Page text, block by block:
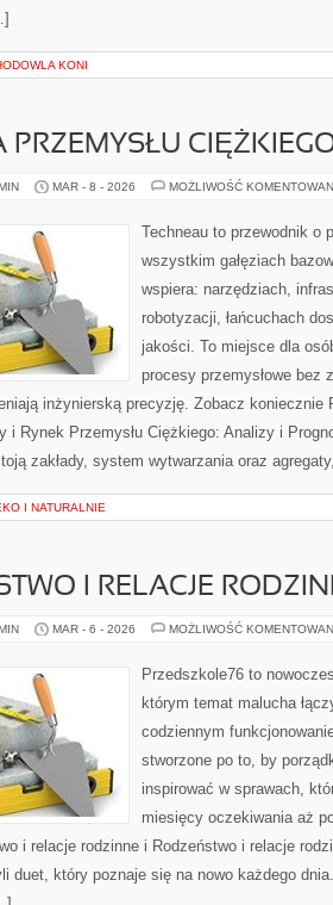
KONI
PRZEMYSŁU
MAR - 8 - 2026 MOŻLIWOŚĆ
Techneau to przewodnik o
wszystkim gałęziach
wspiera: narzędziach,
robotyzacji, łańcuchach
jakości. To miejsce dla
procesy przemysłowe bez
inżynierską precyzję. Zobacz koniecznie
i Rynek Przemysłu Ciężkiego: Analizy i
zakłady, system wytwarzania oraz
I NATURALNIE
I RELACJE
MAR - 6 - 2026 MOŻLIWOŚĆ
Przedszkole76 to
którym temat malucha
codziennym
stworzone po to, by
inspirować w sprawach,
miesięcy oczekiwania aż
i relacje rodzinne i Rodzeństwo i relacje
duet, który poznaje się na nowo każdego